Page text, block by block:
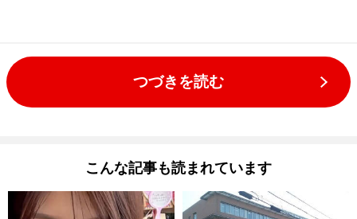
つづきを読む
こんな記事も読まれています